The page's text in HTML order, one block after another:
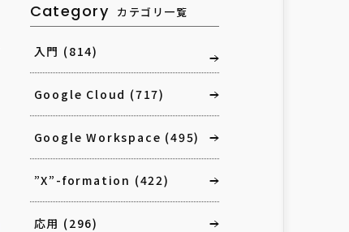
Category カテゴリ一覧
入門 (814)
Google Cloud (717)
Google Workspace (495)
”X”-formation (422)
応用 (296)